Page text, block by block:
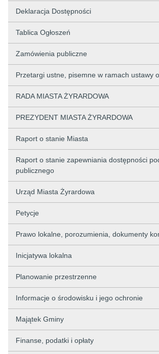
Deklaracja Dostępności
Tablica Ogłoszeń
Zamówienia publiczne
Przetargi ustne, pisemne w ramach ustawy o
RADA MIASTA ŻYRARDOWA
PREZYDENT MIASTA ŻYRARDOWA
Raport o stanie Miasta
Raport o stanie zapewniania dostępności
publicznego
Urząd Miasta Żyrardowa
Petycje
Prawo lokalne, porozumienia, dokumenty
Inicjatywa lokalna
Planowanie przestrzenne
Informacje o środowisku i jego ochronie
Majątek Gminy
Finanse, podatki i opłaty